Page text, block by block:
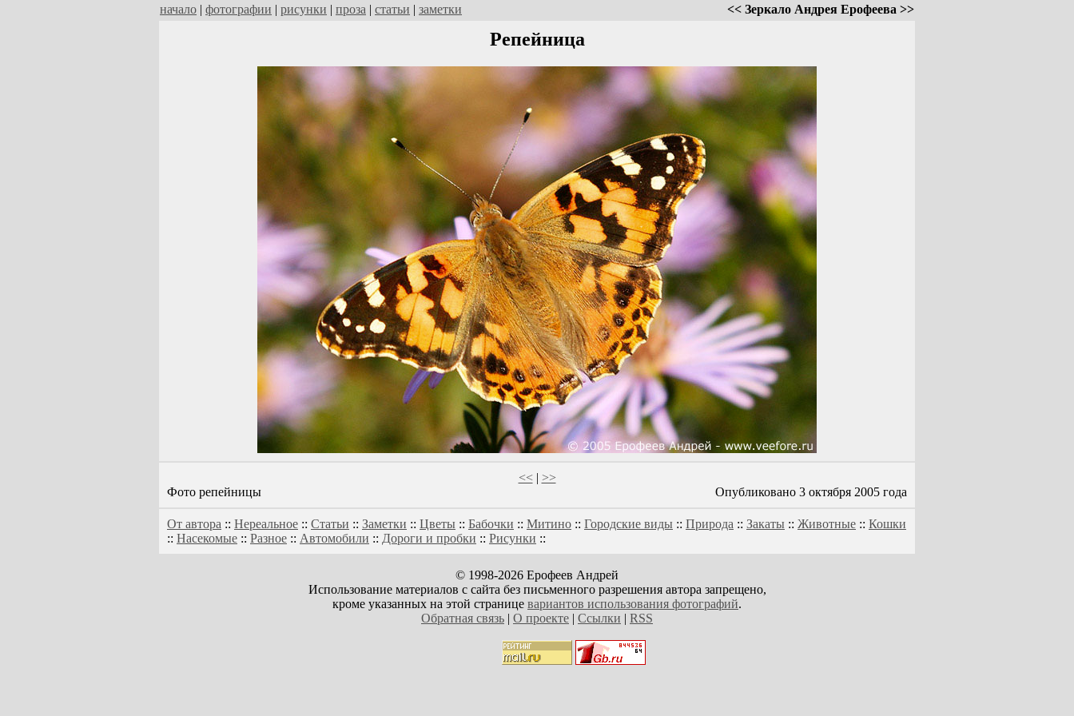
начало | фотографии | рисунки | проза | статьи | заметки << Зеркало Андрея Ерофеева >>
Репейница
<<| >>
Фото репейницы
Опубликовано 3 октября 2005 года
От автора :: Нереальное :: Статьи :: Заметки :: Цветы :: Бабочки :: Митино :: Городские виды :: Природа :: Закаты :: Животные :: Кошки
:: Насекомые :: Разное :: Автомобили :: Дороги и пробки :: Рисунки ::
© 1998-2026 Ерофеев Андрей
Использование материалов с сайта без письменного разрешения автора запрещено,
кроме указанных на этой странице вариантов использования фотографий.
Обратная связь | О проекте | Ссылки | RSS